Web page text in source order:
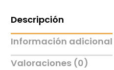
Descripción
Información adicional
Valoraciones (0)